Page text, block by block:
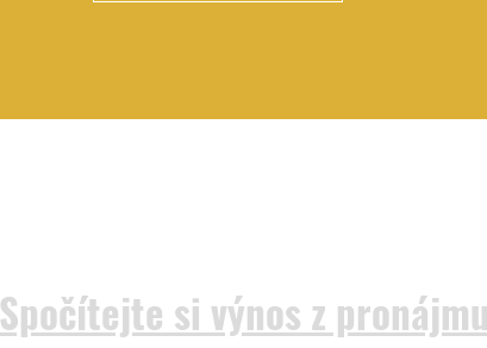
Spočítejte si výnos z